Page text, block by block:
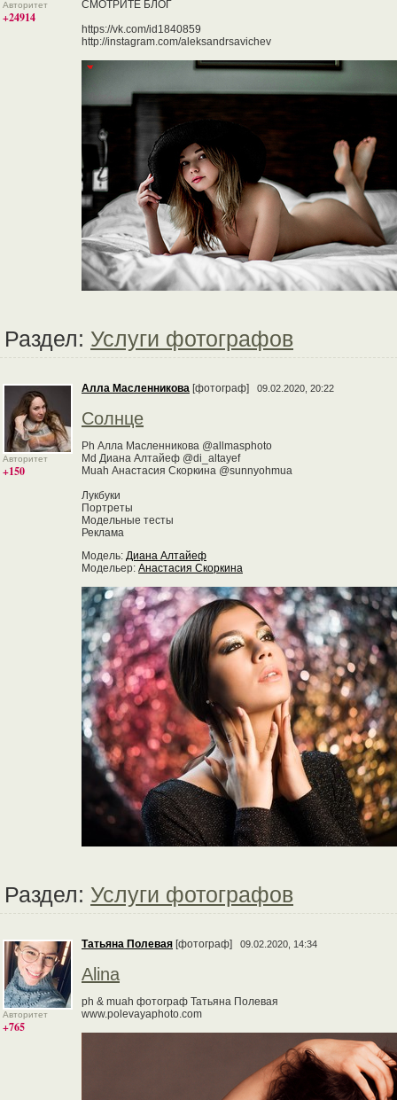
Авторитет
+24914
СМОТРИТЕ БЛОГ
https://vk.com/id1840859
http://instagram.com/aleksandrsavichev
Раздел: Услуги фотографов
Авторитет
+150
Алла Масленникова [фотограф] 09.02.2020, 20:22
Солнце
Ph Алла Масленникова @allmasphoto
Md Диана Алтайеф @di_altayef
Muah Анастасия Скоркина @sunnyohmua
Лукбуки
Портреты
Модельные тесты
Реклама
Модель: Диана Алтайеф
Модельер: Анастасия Скоркина
Раздел: Услуги фотографов
Авторитет
+765
Татьяна Полевая [фотограф] 09.02.2020, 14:34
Alina
ph & muah фотограф Татьяна Полевая
www.polevayaphoto.com